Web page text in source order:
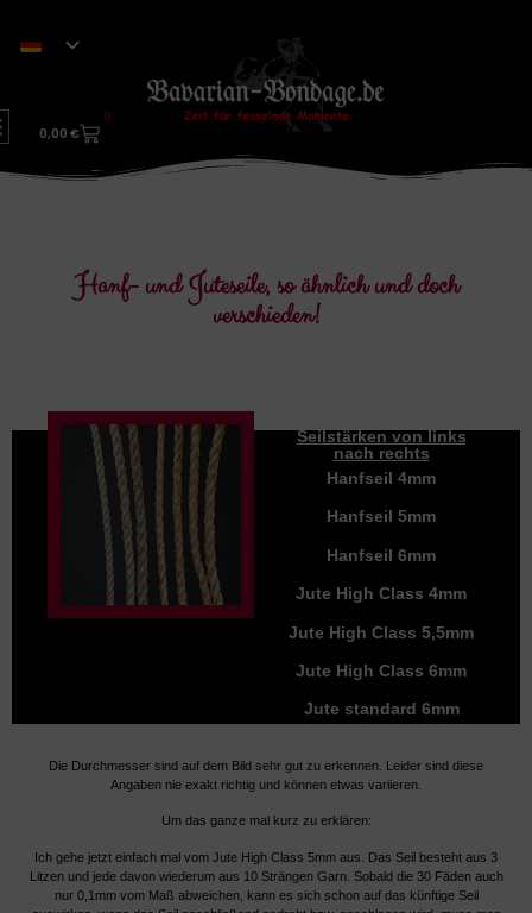
0,00 €
0
Hanf- und Juteseile, so ähnlich und doch
verschieden!
Seilstärken von links
nach rechts
Hanfseil 4mm
Hanfseil 5mm
Hanfseil 6mm
Jute High Class 4mm
Jute High Class 5,5mm
Jute High Class 6mm
Jute standard 6mm
Die Durchmesser sind auf dem Bild sehr gut zu erkennen. Leider sind diese
Angaben nie exakt richtig und können etwas variieren.
Um das ganze mal kurz zu erklären:
Ich gehe jetzt einfach mal vom Jute High Class 5mm aus. Das Seil besteht aus 3
Litzen und jede davon wiederum aus 10 Strängen Garn. Sobald die 30 Fäden auch
nur 0,1mm vom Maß abweichen, kann es sich schon auf das künftige Seil